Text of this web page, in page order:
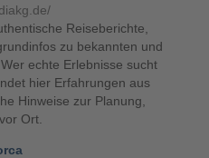
Reiseberichte,
zu bekannten und
echte Erlebnisse sucht
hier Erfahrungen aus
Hinweise zur Planung,
Ort.